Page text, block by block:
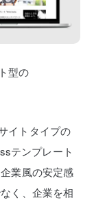
型の
イトタイプの
テンプレート
業風の安定感
く、企業を相